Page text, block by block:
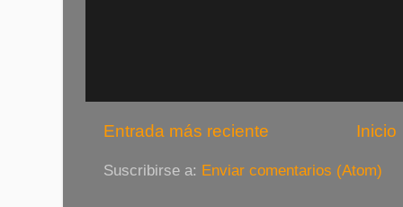
Entrada más reciente Inicio
Suscribirse a: Enviar comentarios (Atom)